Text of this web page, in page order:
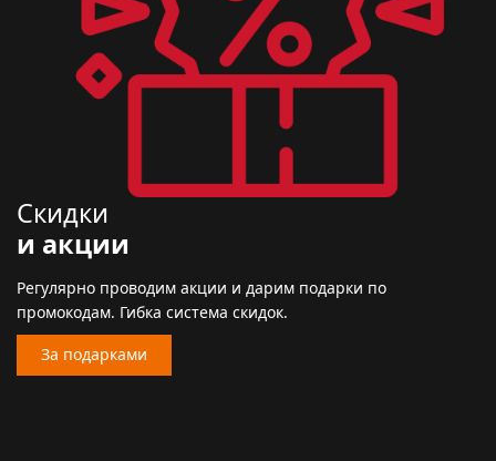
Скидки
и акции
Регулярно проводим акции и дарим подарки по
промокодам. Гибка система скидок.
За подарками